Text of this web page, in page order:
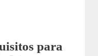
para